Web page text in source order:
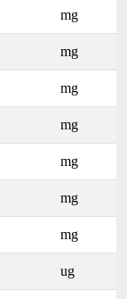
mg
mg
mg
mg
mg
mg
mg
ug